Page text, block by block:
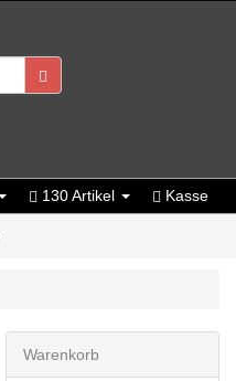
130 Artikel Kasse
Warenkorb